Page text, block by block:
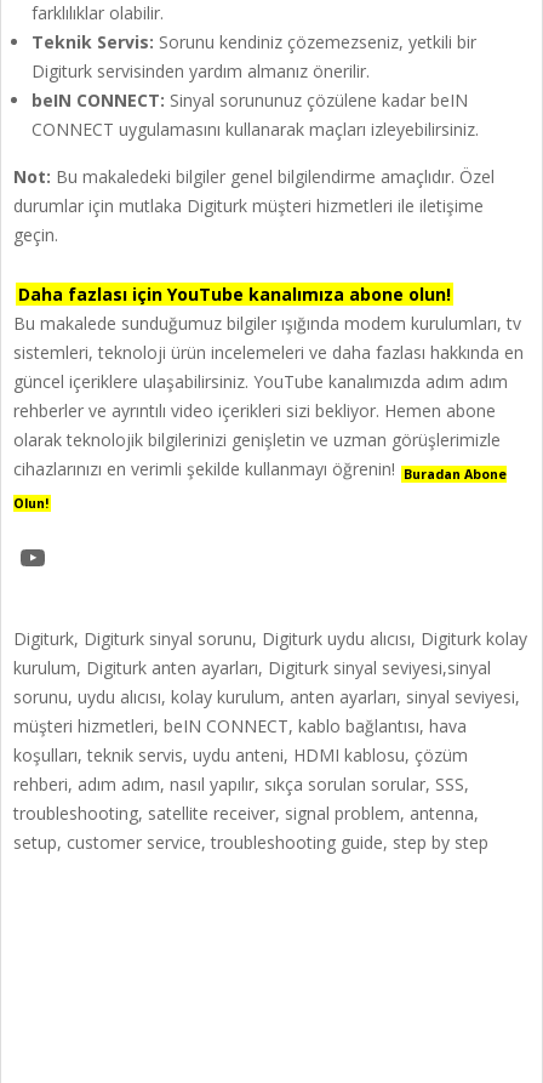
farklılıklar olabilir.
Teknik Servis: Sorunu kendiniz çözemezseniz, yetkili bir
Digiturk servisinden yardım almanız önerilir.
beIN CONNECT: Sinyal sorununuz çözülene kadar beIN
CONNECT uygulamasını kullanarak maçları izleyebilirsiniz.
Not: Bu makaledeki bilgiler genel bilgilendirme amaçlıdır. Özel
durumlar için mutlaka Digiturk müşteri hizmetleri ile iletişime
geçin.
Daha fazlası için YouTube kanalımıza abone olun!
Bu makalede sunduğumuz bilgiler ışığında modem kurulumları, tv
sistemleri, teknoloji ürün incelemeleri ve daha fazlası hakkında en
güncel içeriklere ulaşabilirsiniz. YouTube kanalımızda adım adım
rehberler ve ayrıntılı video içerikleri sizi bekliyor. Hemen abone
olarak teknolojik bilgilerinizi genişletin ve uzman görüşlerimizle
cihazlarınızı en verimli şekilde kullanmayı öğrenin!
Buradan Abone
Olun!
YouTube
Digiturk, Digiturk sinyal sorunu, Digiturk uydu alıcısı, Digiturk kolay
kurulum, Digiturk anten ayarları, Digiturk sinyal seviyesi,sinyal
sorunu, uydu alıcısı, kolay kurulum, anten ayarları, sinyal seviyesi,
müşteri hizmetleri, beIN CONNECT, kablo bağlantısı, hava
koşulları, teknik servis, uydu anteni, HDMI kablosu, çözüm
rehberi, adım adım, nasıl yapılır, sıkça sorulan sorular, SSS,
troubleshooting, satellite receiver, signal problem, antenna,
setup, customer service, troubleshooting guide, step by step